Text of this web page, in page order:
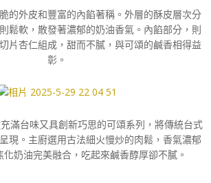
的外皮和豐富的內餡著稱。 外層的酥皮層次分
鬆軟，散發著濃郁的奶油香氣。 內餡部分，則
片杏仁組成，甜而不膩，與可頌的鹹香相得益
彰。
充滿台味又具創新巧思的可頌系列，將傳統台式
現。主廚選用古法細火慢炒的肉鬆，香氣濃郁
奶油完美融合，吃起來鹹香醇厚卻不膩。